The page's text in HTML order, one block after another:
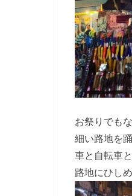
お祭りでも
細い路地を
車と自転車
路地にひし